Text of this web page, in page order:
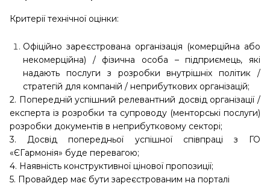
Критерії технічної оцінки:
Офіційно зареєстрована організація (комерційна або
некомерційна) / фізична особа – підприємець, які
надають послуги з розробки внутрішніх політик /
стратегій для компаній / неприбуткових організацій;
2. Попередній успішний релевантний досвід організації /
експерта із розробки та супроводу (менторські послуги)
розробки документів в неприбутковому секторі;
3. Досвід попередньої успішної співпраці з ГО
«ЄГармонія» буде перевагою;
4. Наявність конструктивної цінової пропозиції;
5. Провайдер має бути зареєстрованим на порталі